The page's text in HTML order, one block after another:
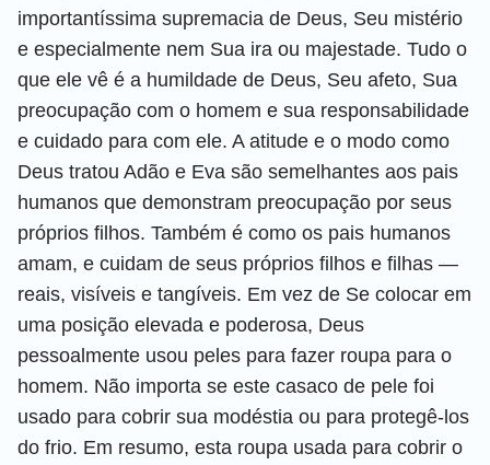
importantíssima supremacia de Deus, Seu mistério
e especialmente nem Sua ira ou majestade. Tudo o
que ele vê é a humildade de Deus, Seu afeto, Sua
preocupação com o homem e sua responsabilidade
e cuidado para com ele. A atitude e o modo como
Deus tratou Adão e Eva são semelhantes aos pais
humanos que demonstram preocupação por seus
próprios filhos. Também é como os pais humanos
amam, e cuidam de seus próprios filhos e filhas —
reais, visíveis e tangíveis. Em vez de Se colocar em
uma posição elevada e poderosa, Deus
pessoalmente usou peles para fazer roupa para o
homem. Não importa se este casaco de pele foi
usado para cobrir sua modéstia ou para protegê-los
do frio. Em resumo, esta roupa usada para cobrir o